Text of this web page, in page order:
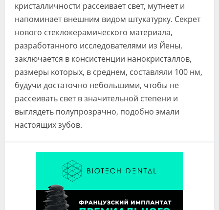
кристалличности рассеивает свет, мутнеет и
напоминает внешним видом штукатурку. Секрет
нового стеклокерамического материала,
разработанного исследователями из Йены,
заключается в консистенции нанокристаллов,
размеры которых, в среднем, составляли 100 нм,
будучи достаточно небольшими, чтобы не
рассеивать свет в значительной степени и
выглядеть полупрозрачно, подобно эмали
настоящих зубов.